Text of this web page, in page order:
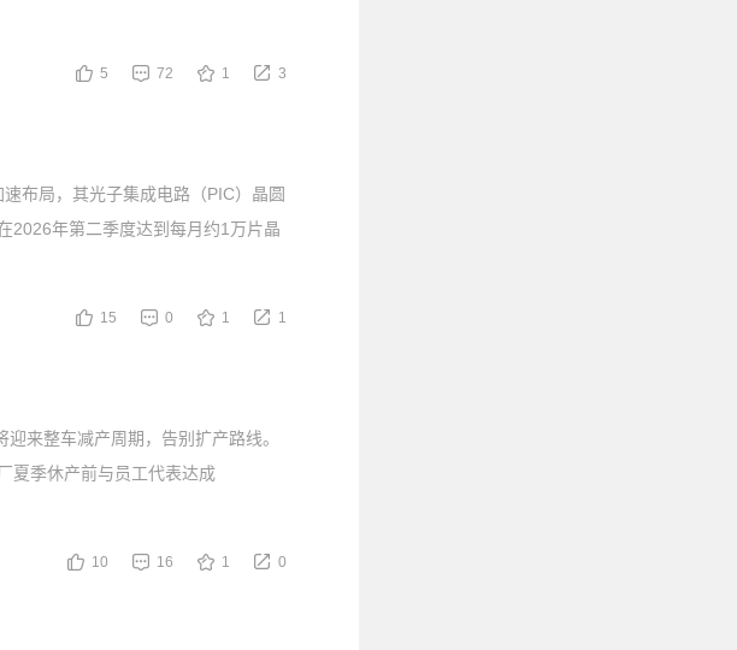
5 72 1 3
布局，其光子集成电路（PIC）晶圆
2026年第二季度达到每月约1万片晶
15 0 1 1
来整车减产周期，告别扩产路线。
夏季休产前与员工代表达成
10 16 1 0